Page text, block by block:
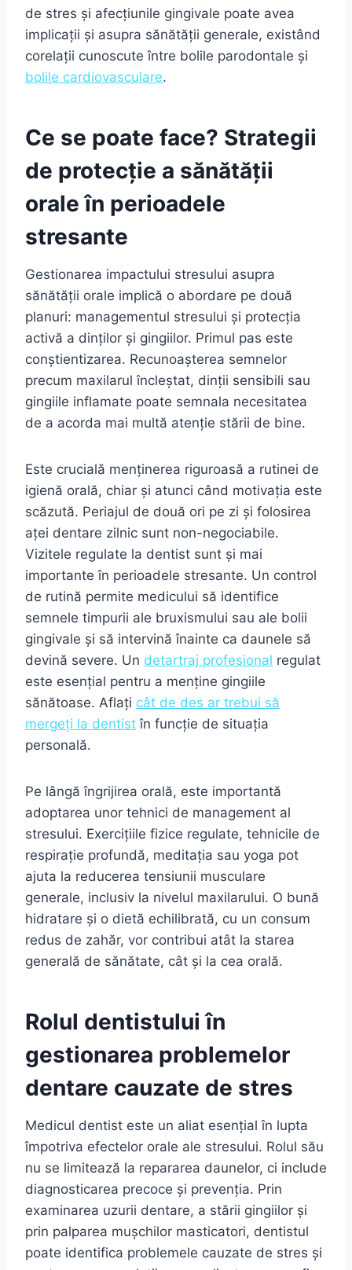
de stres și afecțiunile gingivale poate avea
implicații și asupra sănătății generale, existând
corelații cunoscute între bolile parodontale și
bolile cardiovasculare.
Ce se poate face? Strategii
de protecție a sănătății
orale în perioadele
stresante
Gestionarea impactului stresului asupra
sănătății orale implică o abordare pe două
planuri: managementul stresului și protecția
activă a dinților și gingiilor. Primul pas este
conștientizarea. Recunoașterea semnelor
precum maxilarul încleștat, dinții sensibili sau
gingiile inflamate poate semnala necesitatea
de a acorda mai multă atenție stării de bine.
Este crucială menținerea riguroasă a rutinei de
igienă orală, chiar și atunci când motivația este
scăzută. Periajul de două ori pe zi și folosirea
aței dentare zilnic sunt non-negociabile.
Vizitele regulate la dentist sunt și mai
importante în perioadele stresante. Un control
de rutină permite medicului să identifice
semnele timpurii ale bruxismului sau ale bolii
gingivale și să intervină înainte ca daunele să
devină severe. Un detartraj profesional regulat
este esențial pentru a menține gingiile
sănătoase. Aflați cât de des ar trebui să
mergeți la dentist în funcție de situația
personală.
Pe lângă îngrijirea orală, este importantă
adoptarea unor tehnici de management al
stresului. Exercițiile fizice regulate, tehnicile de
respirație profundă, meditația sau yoga pot
ajuta la reducerea tensiunii musculare
generale, inclusiv la nivelul maxilarului. O bună
hidratare și o dietă echilibrată, cu un consum
redus de zahăr, vor contribui atât la starea
generală de sănătate, cât și la cea orală.
Rolul dentistului în
gestionarea problemelor
dentare cauzate de stres
Medicul dentist este un aliat esențial în lupta
împotriva efectelor orale ale stresului. Rolul său
nu se limitează la repararea daunelor, ci include
diagnosticarea precoce și prevenția. Prin
examinarea uzurii dentare, a stării gingiilor și
prin palparea mușchilor masticatori, dentistul
poate identifica problemele cauzate de stres și